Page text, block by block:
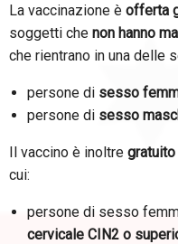
La vaccinazione è offerta
soggetti che non hanno
che rientrano in una delle
persone di sesso
persone di sesso
Il vaccino è inoltre
cui:
persone di sesso
cervicale CIN2 o